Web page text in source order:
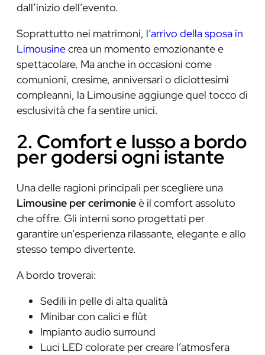
dall’inizio dell’evento.
Soprattutto nei matrimoni, l’arrivo della sposa in
Limousinecrea un momento emozionante e
spettacolare. Ma anche in occasioni come
comunioni, cresime, anniversari o diciottesimi
compleanni, la Limousine aggiunge quel tocco di
esclusività che fa sentire unici.
2. Comfort e lusso a bordo
per godersi ogni istante
Una delle ragioni principali per scegliere una
Limousine per cerimonieè il comfort assoluto
che offre. Gli interni sono progettati per
garantire un’esperienza rilassante, elegante e allo
stesso tempo divertente.
A bordo troverai:
Sedili in pelle di alta qualità
Minibar con calici e flût
Impianto audio surround
Luci LED colorate per creare l’atmosfera